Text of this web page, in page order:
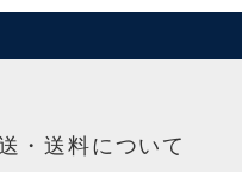
・送料について